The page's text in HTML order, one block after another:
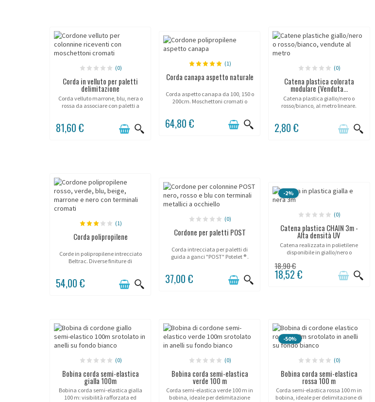
(0)
Corda in velluto per paletti
delimitazione
Corda velluto marrone, blu, nera o
rossa da associare con paletti a
81,60 €
(1)
Corda canapa aspetto naturale
Corda aspetto canapa da 100, 150 o
200cm. Moschettoni cromati o
64,80 €
(0)
Catena plastica colorata
modulare (Venduta...
Catena plastica giallo/nero o
rosso/bianco, al metro lineare.
2,80 €
(1)
Corda polipropilene
Corde in polipropilene intrecciato
Beltrac. Diverse finiture di
54,00 €
(0)
Cordone per paletti POST
Corda intrecciata per paletti di
guida a ganci "POST" Potelet ® .
37,00 €
-2%
(0)
Catena plastica CHAIN 3m -
Alta densità UV
Catena realizzata in polietilene
disponibile in giallo/nero o
18,90 €
18,52 €
(0)
Bobina corda semi-elastica
gialla 100m
Bobina corda semi-elastica gialla
100 m: visibilità rafforzata ed
(0)
Bobina corda semi-elastica
verde 100 m
Corda semi-elastica verde 100 m in
bobina, ideale per delimitazione
-50%
(0)
Bobina corda semi-elastica
rossa 100 m
Corda semi-elastica rossa 100 m in
bobina, ideale per delimitazione di